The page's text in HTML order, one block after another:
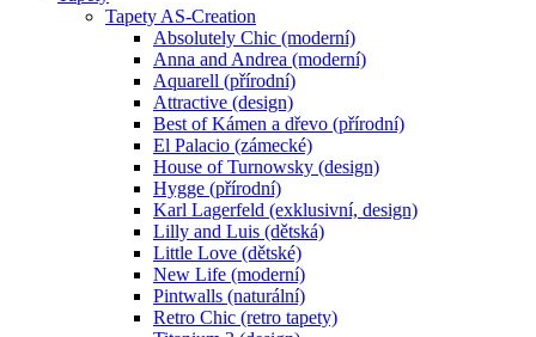
Tapety AS-Creation
Absolutely Chic (moderní)
Anna and Andrea (moderní)
Aquarell (přírodní)
Attractive (design)
Best of Kámen a dřevo (přírodní)
El Palacio (zámecké)
House of Turnowsky (design)
Hygge (přírodní)
Karl Lagerfeld (exklusivní, design)
Lilly and Luis (dětská)
Little Love (dětské)
New Life (moderní)
Pintwalls (naturální)
Retro Chic (retro tapety)